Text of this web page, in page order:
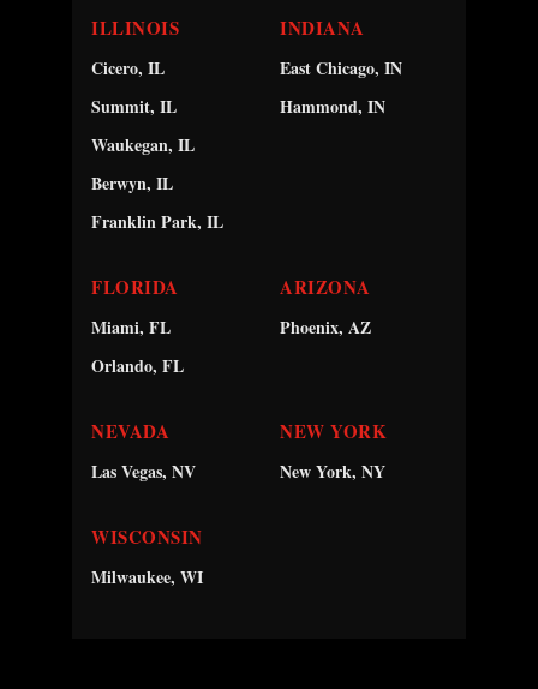
ILLINOIS
Cicero, IL
Summit, IL
Waukegan, IL
Berwyn, IL
Franklin Park, IL
INDIANA
East Chicago, IN
Hammond, IN
FLORIDA
Miami, FL
Orlando, FL
ARIZONA
Phoenix, AZ
NEVADA
Las Vegas, NV
NEW YORK
New York, NY
WISCONSIN
Milwaukee, WI